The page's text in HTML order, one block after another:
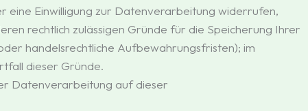
eine Einwilligung zur Datenverarbeitung widerrufen,
rechtlich zulässigen Gründe für die Speicherung Ihrer
handelsrechtliche Aufbewahrungsfristen); im
dieser Gründe.
Datenverarbeitung auf dieser